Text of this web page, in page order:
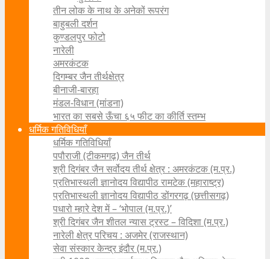
तीन लोक के नाथ के अनेकों रूपरंग
बाहुबली दर्शन
कुण्डलपुर फोटो
नारेली
अमरकंटक
दिगम्बर जैन तीर्थक्षेत्र
बीनाजी-बारहा
मंडल-विधान (मांडना)
भारत का सबसे ऊँचा ६५ फीट का कीर्ति स्तम्भ
धर्मिक गतिविधियाँ
धर्मिक गतिविधियाँ
पपौराजी (टीकमगढ़) जैन तीर्थ
श्री दिगंबर जैन सर्वोदय तीर्थ क्षेत्र : अमरकंटक (म.प्र.)
प्रतिभास्थली ज्ञानोदय विद्यापीठ रामटेक (महाराष्ट्र)
प्रतिभास्थली ज्ञानोदय विद्यापीठ डोंगरगढ़ (छत्तीसगढ़)
पधारो म्हारे देश में – ‘भोपाल (म.प्र.)’
श्री दिगंबर जैन शीतल न्यास ट्रस्ट – विदिशा (म.प्र.)
नारेली क्षेत्र परिचय : अजमेर (राजस्थान)
सेवा संस्कार केन्द्र इंदौर (म.प्र.)